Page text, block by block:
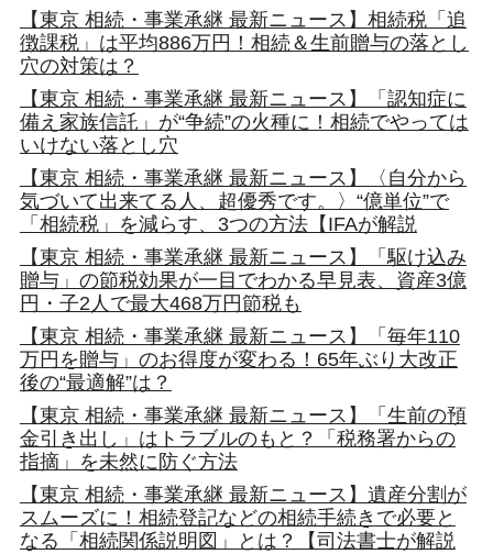
【東京 相続・事業承継 最新ニュース】相続税「追
徴課税」は平均886万円！相続＆生前贈与の落とし
穴の対策は？
【東京 相続・事業承継 最新ニュース】「認知症に
備え家族信託」が“争続”の火種に！相続でやっては
いけない落とし穴
【東京 相続・事業承継 最新ニュース】〈自分から
気づいて出来てる人、超優秀です。〉“億単位”で
「相続税」を減らす、3つの方法【IFAが解説
【東京 相続・事業承継 最新ニュース】「駆け込み
贈与」の節税効果が一目でわかる早見表、資産3億
円・子2人で最大468万円節税も
【東京 相続・事業承継 最新ニュース】「毎年110
万円を贈与」のお得度が変わる！65年ぶり大改正
後の“最適解”は？
【東京 相続・事業承継 最新ニュース】「生前の預
金引き出し」はトラブルのもと？「税務署からの
指摘」を未然に防ぐ方法
【東京 相続・事業承継 最新ニュース】遺産分割が
スムーズに！相続登記などの相続手続きで必要と
なる「相続関係説明図」とは？【司法書士が解説